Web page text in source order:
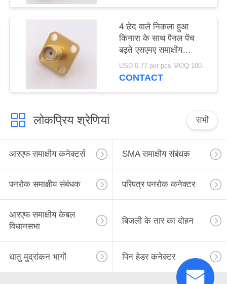
4 छेद वाले निकला हुआ
किनारा के साथ पैनल पेंच
बढ़ते एसएमए समाक्षीय
कनेक्टर एसएमए जैक
कनेक्टर
USD 0.77 per pcs MOQ:1000 टुकड़े
CONTACT
लोकप्रिय श्रेणियां सभी
आरएफ समाक्षीय कनेक्टर्स SMA समाक्षीय संबंधक
पनरोक समाक्षीय संबंधक परिपत्र पनरोक कनेक्टर
आरएफ समाक्षीय केबल
विधानसभा
बिजली के तार का दोहन
धातु मुद्रांकन भागों पिन हेडर कनेक्टर